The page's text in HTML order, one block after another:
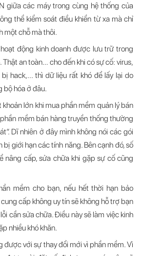
giữa các máy trong cùng hệ thống của
thể kiểm soát điều khiển từ xa mà chỉ
một chỗ mà thôi.
động kinh doanh được lưu trữ trong
Thật an toàn… cho đến khi có sự cố: virus,
hack,... thì dữ liệu rất khó để lấy lại do
bộ hóa ở đâu.
lớn khi mua phần mềm quản lý bán
mềm bán hàng truyền thống thường
Dĩ nhiên ở đây mình không nói các gói
bị giới hạn các tính năng. Bên cạnh đó, số
nâng cấp, sửa chữa khi gặp sự cố cũng
mềm cho bạn, nếu hết thời hạn bảo
cấp không uy tín sẽ không hỗ trợ bạn
cần sửa chữa. Điều này sẽ làm việc kinh
nhiều khó khăn.
được với sự thay đổi mới vì phần mềm. Vì